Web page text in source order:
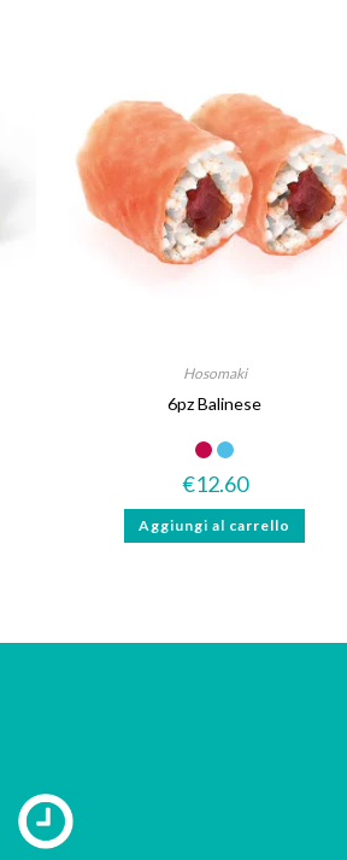
Hosomaki
6pz Balinese
€12.60
Aggiungi al carrello